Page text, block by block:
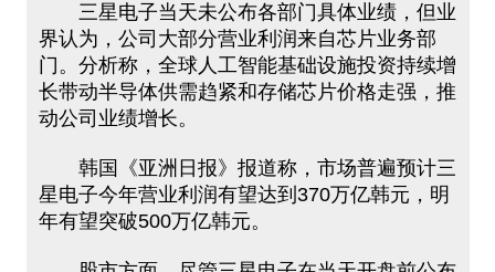
三星电子当天未公布各部门具体业绩，但业
界认为，公司大部分营业利润来自芯片业务部
门。分析称，全球人工智能基础设施投资持续增
长带动半导体供需趋紧和存储芯片价格走强，推
动公司业绩增长。
韩国《亚洲日报》报道称，市场普遍预计三
星电子今年营业利润有望达到370万亿韩元，明
年有望突破500万亿韩元。